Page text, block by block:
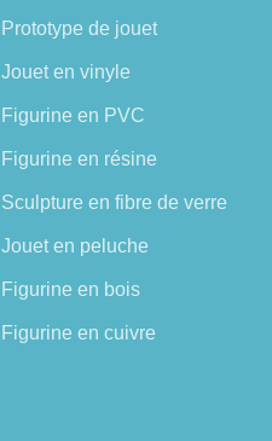
Prototype de jouet
Jouet en vinyle
Figurine en PVC
Figurine en résine
Sculpture en fibre de verre
Jouet en peluche
Figurine en bois
Figurine en cuivre